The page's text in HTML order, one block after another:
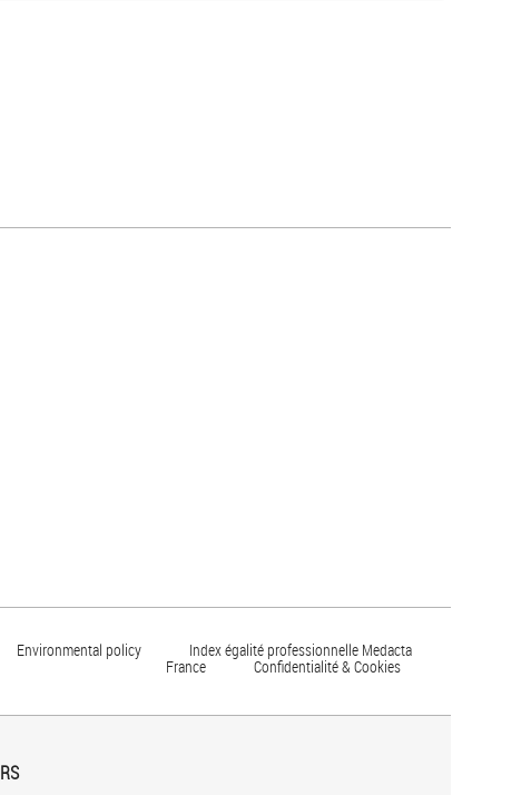
Environmental policy Index égalité professionnelle Medacta
France Confidentialité & Cookies